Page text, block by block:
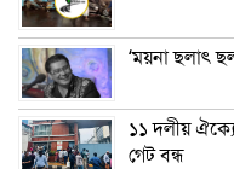
‘ময়না ছলাৎ
১১ দলীয়
গেট বন্ধ